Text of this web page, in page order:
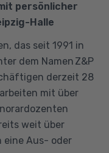
persönlicher
Halle
das seit 1991 in
dem Namen Z&P
derzeit 28
mit über
weit über
eine Aus- oder